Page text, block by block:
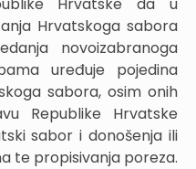
Hrvatskoga sabora
novoizabranoga
uređuje pojedina
sabora, osim onih
Republike Hrvatske
sabor i donošenja ili
te propisivanja poreza.